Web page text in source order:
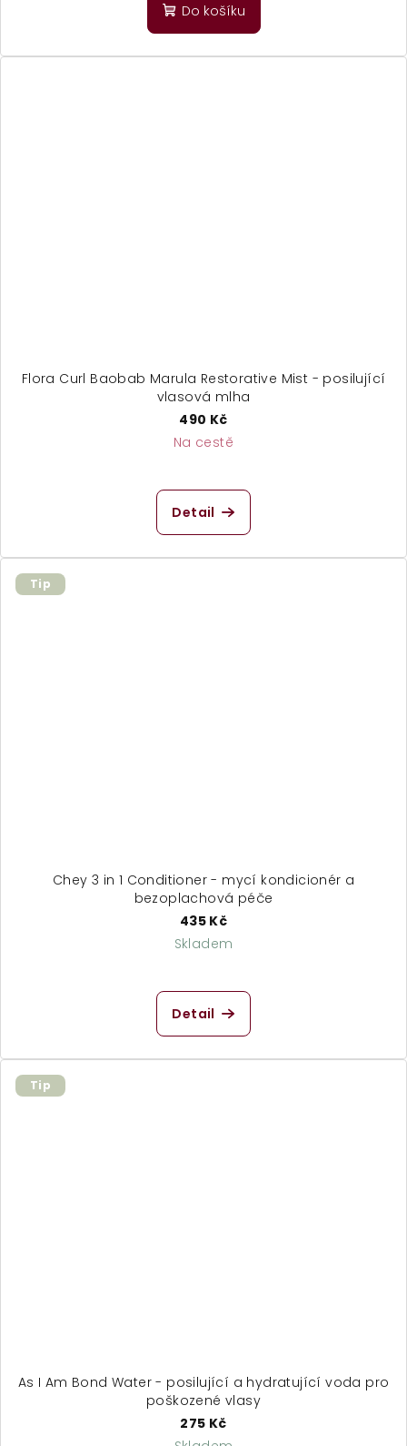
Do košíku
Flora Curl Baobab Marula Restorative Mist - posilující
vlasová mlha
490 Kč
Na cestě
Detail
Tip
Chey 3 in 1 Conditioner - mycí kondicionér a
bezoplachová péče
435 Kč
Skladem
Detail
Tip
As I Am Bond Water - posilující a hydratující voda pro
poškozené vlasy
275 Kč